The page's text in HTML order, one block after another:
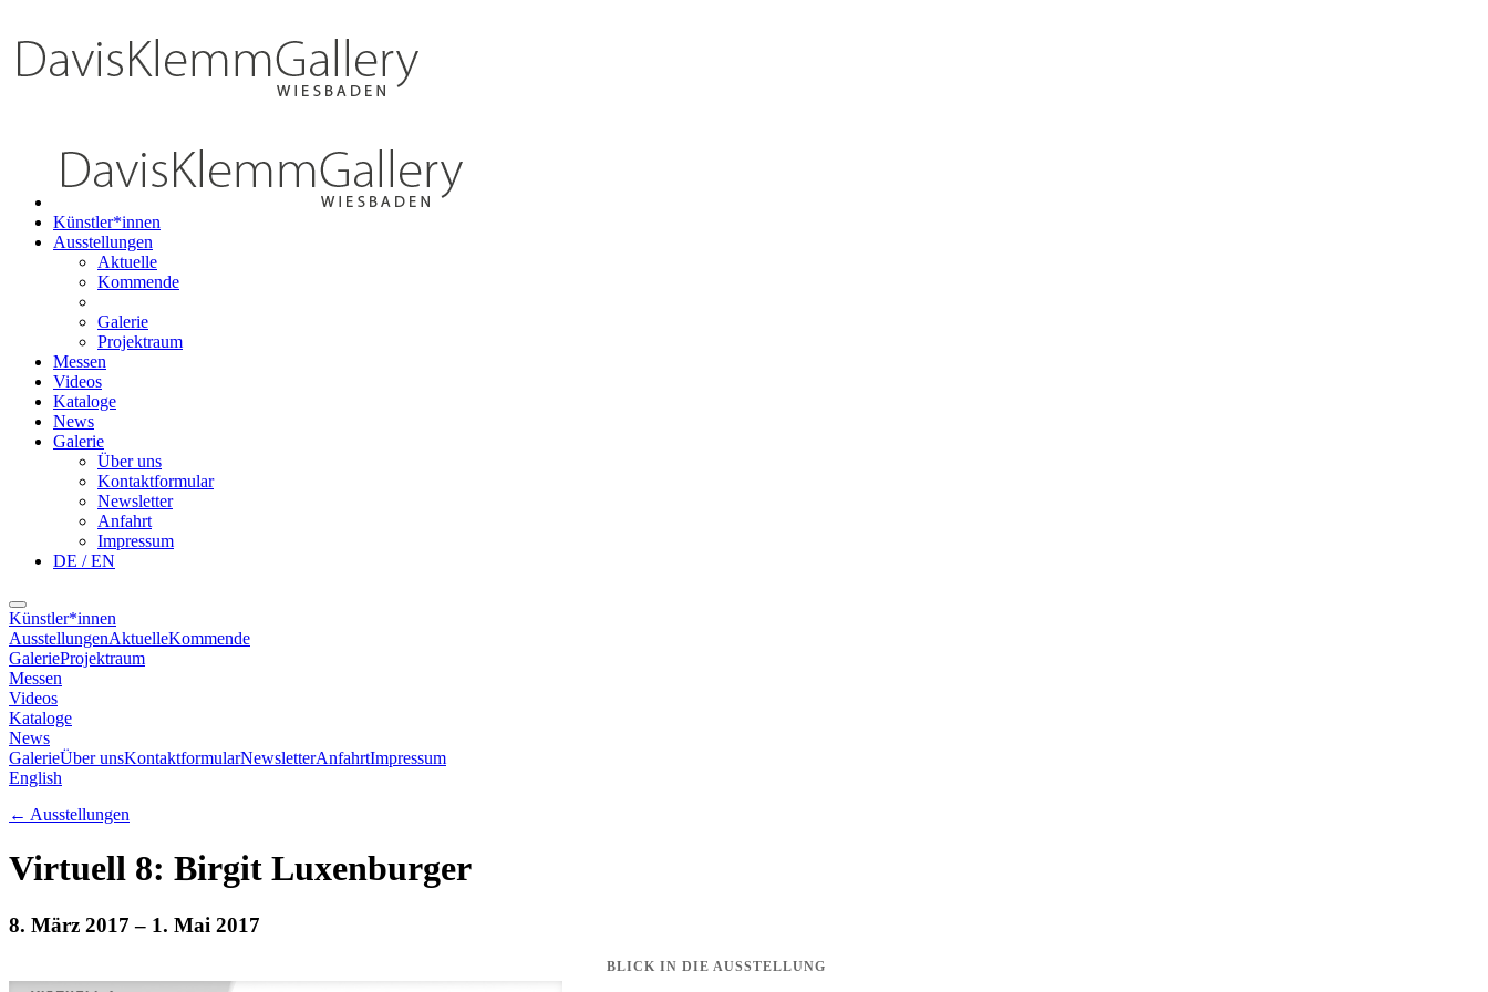
Künstler*innen
Ausstellungen
Aktuelle
Kommende
Galerie
Projektraum
Messen
Videos
Kataloge
News
Galerie
Über uns
Kontaktformular
Newsletter
Anfahrt
Impressum
DE / EN
Künstler*innen
AusstellungenAktuelleKommende
GalerieProjektraum
Messen
Videos
Kataloge
News
GalerieÜber unsKontaktformularNewsletterAnfahrtImpressum
English
← Ausstellungen
Virtuell 8: Birgit Luxenburger
8. März 2017 – 1. Mai 2017
BLICK IN DIE AUSSTELLUNG